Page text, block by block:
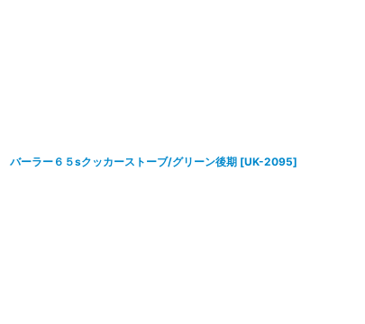
バーラー６５sクッカーストーブ/グリーン後期 [UK-2095]